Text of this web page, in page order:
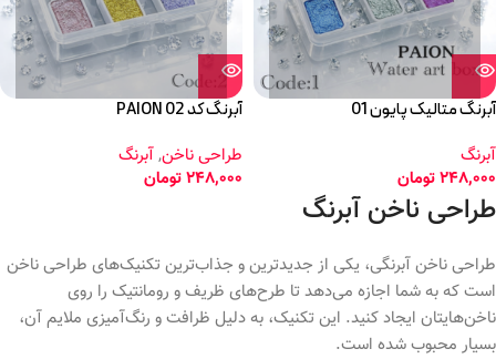
آبرنگ متالیک پایون 01
آبرنگ
248,000تومان
آبرنگ کد 02 PAION
طراحی ناخن,آبرنگ
248,000تومان
طراحی ناخن آبرنگ
طراحی ناخن آبرنگی، یکی از جدیدترین و جذاب‌ترین تکنیک‌های طراحی ناخن
است که به شما اجازه می‌دهد تا طرح‌های ظریف و رومانتیک را روی
ناخن‌هایتان ایجاد کنید. این تکنیک، به دلیل ظرافت و رنگ‌آمیزی ملایم آن،
بسیار محبوب شده است.